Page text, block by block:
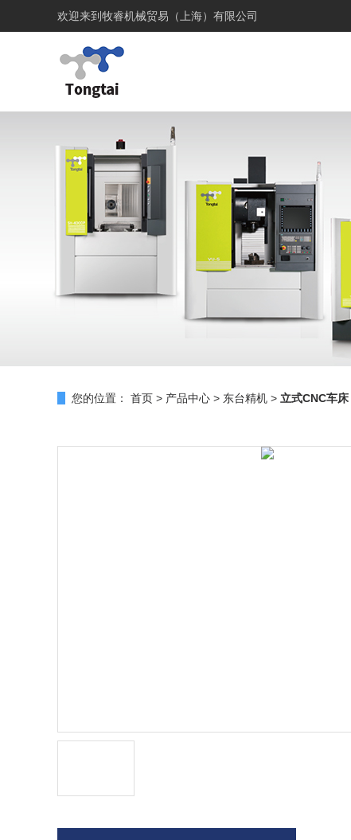
欢迎来到 牧睿机械贸易（上海）有限公司
您的位置： 首页 > 产品中心 > 东台精机 > 立式CNC车床